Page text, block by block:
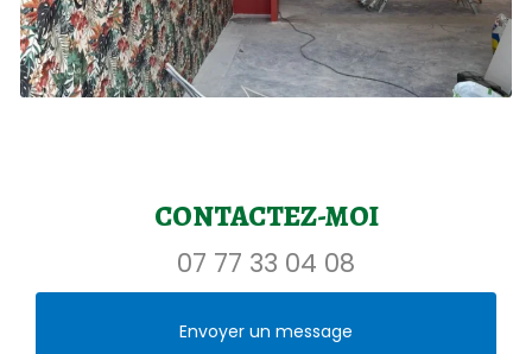
CONTACTEZ-MOI
07 77 33 04 08
Envoyer un message